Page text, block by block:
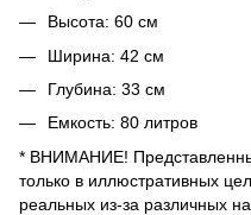
Высота: 60 ​​см
Ширина: 42 см
Глубина: 33 см
Емкость: 80 литров
* ВНИМАНИЕ!
только в иллюстративных
реальных из-за различных